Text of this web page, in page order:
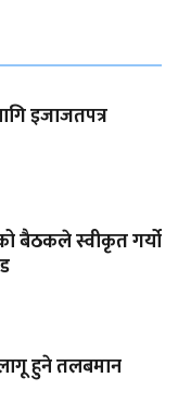
इजाजतपत्र
बैठकले स्वीकृत गर्यो
हुने तलबमान